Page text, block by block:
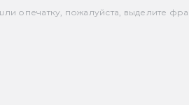
опечатку, пожалуйста, выделите